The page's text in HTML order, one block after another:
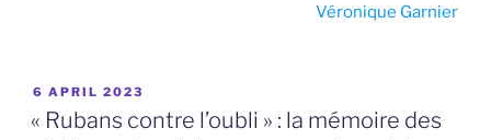
Véronique Garnier
POSTED
ON
6 APRIL 2023
« Rubans contre l’oubli » : la mémoire des